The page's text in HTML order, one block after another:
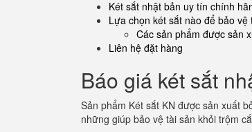
Két sắt nhật bản uy tín chính
Lựa chọn két sắt nào để bảo vệ
Các sản phẩm được sản
Liên hệ đặt hàng
Báo giá két sắt
Sản phẩm Két sắt KN được sản xuất
những giúp bảo vệ tài sản khỏi trộm